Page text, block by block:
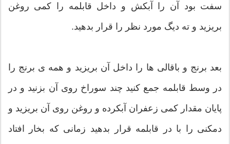
سفت بود آن را آبکش و داخل قابلمه را کمی روغن
بریزید و ته دیگ مورد نظر را قرار بدهید.
بعد برنج و باقالی ها را داخل آن بریزید و همه ی برنج را
در وسط قابلمه جمع کنید چند سوراخ روی آن بزنید و در
پایان مقدار کمی زعفران آبکرده و روغن روی آن بریزید و
دمکنی را با در قابلمه قرار بدهید زمانی که بخار افتاد